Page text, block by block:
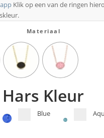
Klik op een van de ringen
Materiaal
Hars Kleur
Blue